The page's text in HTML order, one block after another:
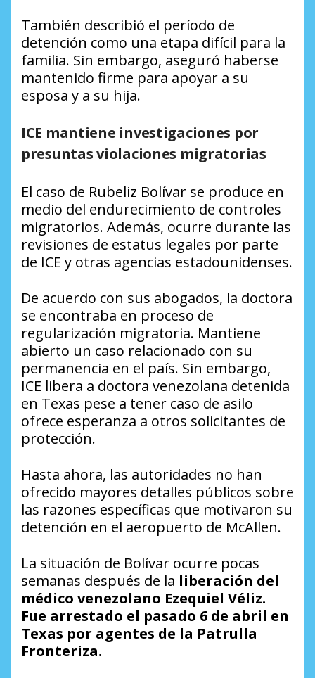
También describió el período de
detención como una etapa difícil para la
familia. Sin embargo, aseguró haberse
mantenido firme para apoyar a su
esposa y a su hija.
ICE mantiene investigaciones por
presuntas violaciones migratorias
El caso de Rubeliz Bolívar se produce en
medio del endurecimiento de controles
migratorios. Además, ocurre durante las
revisiones de estatus legales por parte
de ICE y otras agencias estadounidenses.
De acuerdo con sus abogados, la doctora
se encontraba en proceso de
regularización migratoria. Mantiene
abierto un caso relacionado con su
permanencia en el país. Sin embargo,
ICE libera a doctora venezolana detenida
en Texas pese a tener caso de asilo
ofrece esperanza a otros solicitantes de
protección.
Hasta ahora, las autoridades no han
ofrecido mayores detalles públicos sobre
las razones específicas que motivaron su
detención en el aeropuerto de McAllen.
La situación de Bolívar ocurre pocas
semanas después de la liberación del
médico venezolano Ezequiel Véliz.
Fue arrestado el pasado 6 de abril en
Texas por agentes de la Patrulla
Fronteriza.